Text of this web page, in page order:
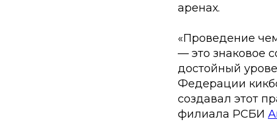
аренах.
«Проведение
— это знаковое
достойный
Федерации
создавал этот
филиала РСБИ